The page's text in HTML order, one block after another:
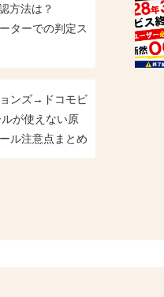
方法は？
ターでの判定ス
ンズ→ドコモビ
が使えない原
ル注意点まとめ